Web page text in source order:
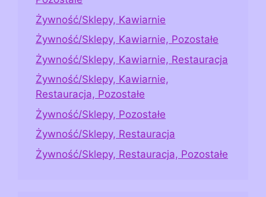
Żywność/Sklepy, Kawiarnie
Żywność/Sklepy, Kawiarnie, Pozostałe
Żywność/Sklepy, Kawiarnie, Restauracja
Żywność/Sklepy, Kawiarnie,
Restauracja, Pozostałe
Żywność/Sklepy, Pozostałe
Żywność/Sklepy, Restauracja
Żywność/Sklepy, Restauracja, Pozostałe